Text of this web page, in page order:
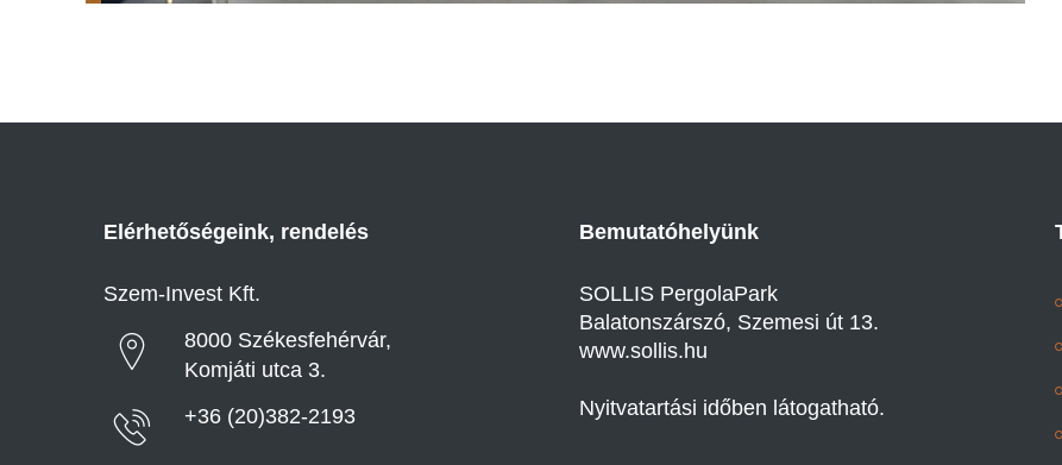
Elérhetőségeink, rendelés
Szem-Invest Kft.
8000 Székesfehérvár,
Komjáti utca 3.
+36 (20)382-2193
Bemutatóhelyünk
SOLLIS PergolaPark
Balatonszárszó, Szemesi út 13.
www.sollis.hu
Nyitvatartási időben látogatható.